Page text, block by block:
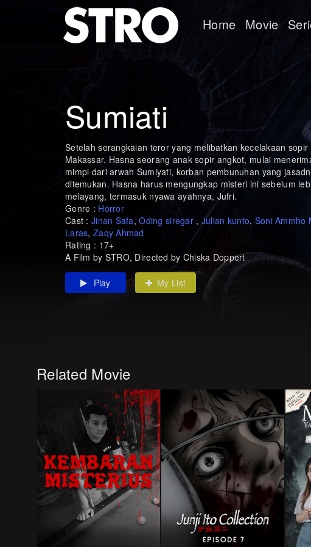
Home Movie
Sumiati
Setelah serangkaian teror yang melibatkan kecelakaan sopir
Makassar. Hasna seorang anak sopir angkot, mulai
mimpi dari arwah Sumiyati, korban pembunuhan yang
ditemukan. Hasna harus mengungkap misteri ini sebelum
melayang, termasuk nyawa ayahnya, Jufri.
Genre : Horror
Cast : Jinan Safa,Oding siregar , Julian kunto, Soni Ammho
Laras, Zaqy Ahmad
Rating : 17+
A Film by STRO, Directed by Chiska Doppert
Play My List
Related Movie